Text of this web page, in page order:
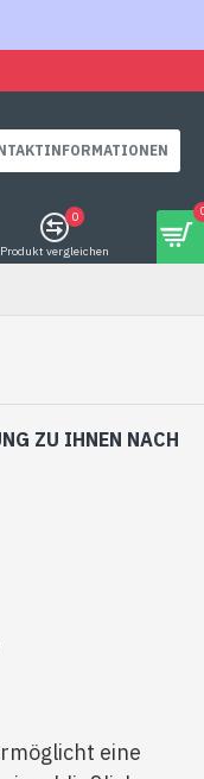
Produkt vergleichen
0
ZU IHNEN NACH
eine